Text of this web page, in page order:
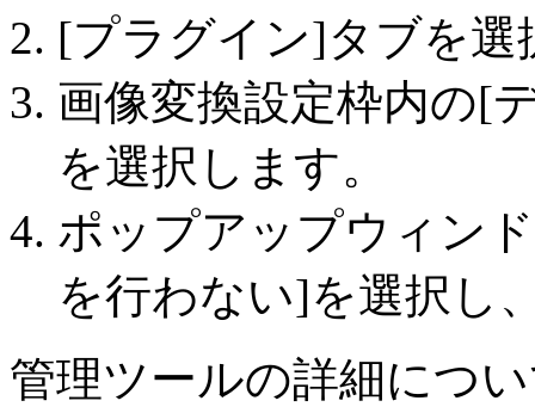
[プラグイン]タブを選
画像変換設定枠内の[
を選択します。
ポップアップウィン
を行わない]を選択し
管理ツールの詳細につ